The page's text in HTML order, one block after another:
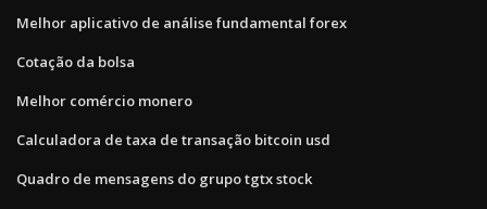
Melhor aplicativo de análise fundamental forex
Cotação da bolsa
Melhor comércio monero
Calculadora de taxa de transação bitcoin usd
Quadro de mensagens do grupo tgtx stock